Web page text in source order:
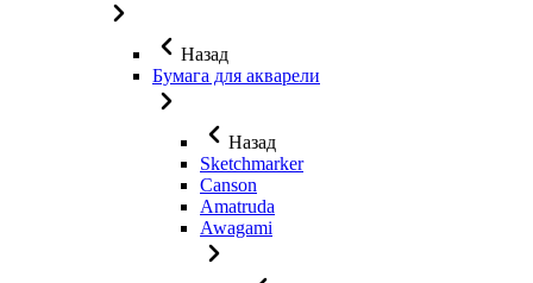
Назад
Бумага для акварели
Назад
Sketchmarker
Canson
Amatruda
Awagami